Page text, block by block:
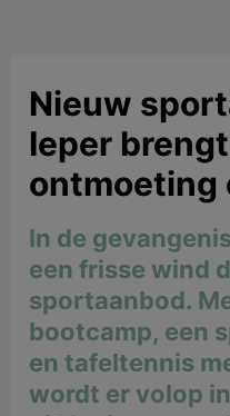
Nieuw
Ieper
ontmoeting
In de
een frisse wind
sportaanbod.
bootcamp, een
en tafeltennis
wordt er volop